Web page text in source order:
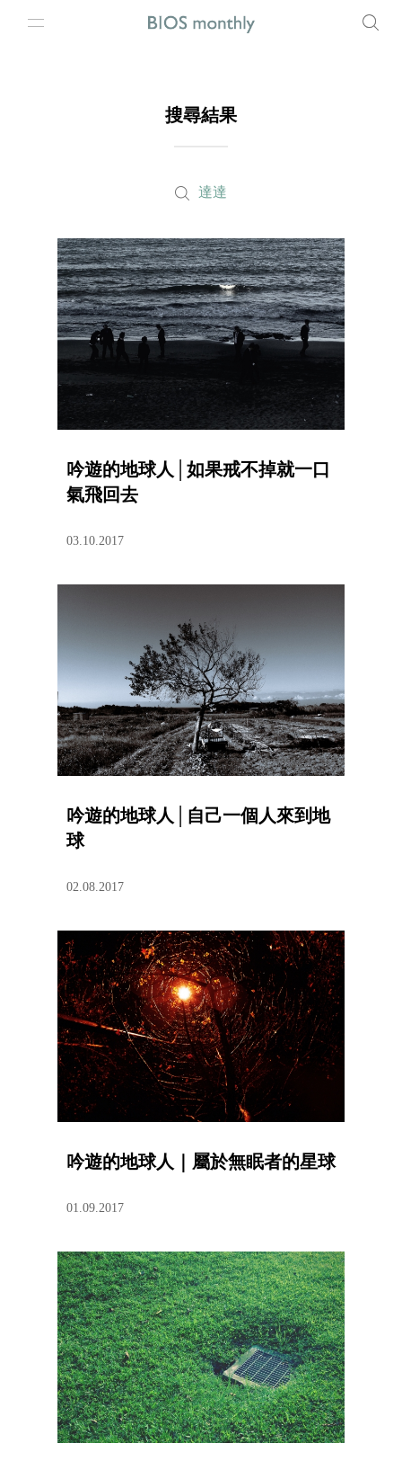
搜尋結果
達達
吟遊的地球人│如果戒不掉就一口
氣飛回去
03.10.2017
吟遊的地球人│自己一個人來到地
球
02.08.2017
吟遊的地球人｜屬於無眠者的星球
01.09.2017